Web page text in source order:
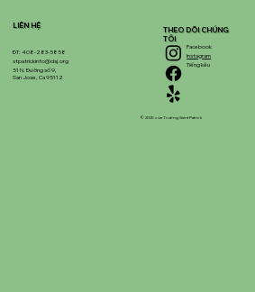
LIÊN HỆ
ĐT: 408-283-5858
stpatrickinfo@dsj.org
51 N. Đường số 9,
San Jose, Ca 95112
Facebook
Instagram
Tiếng kêu
THEO DÕI CHÚNG
TÔI
© 2025 của Trường Saint Patrick